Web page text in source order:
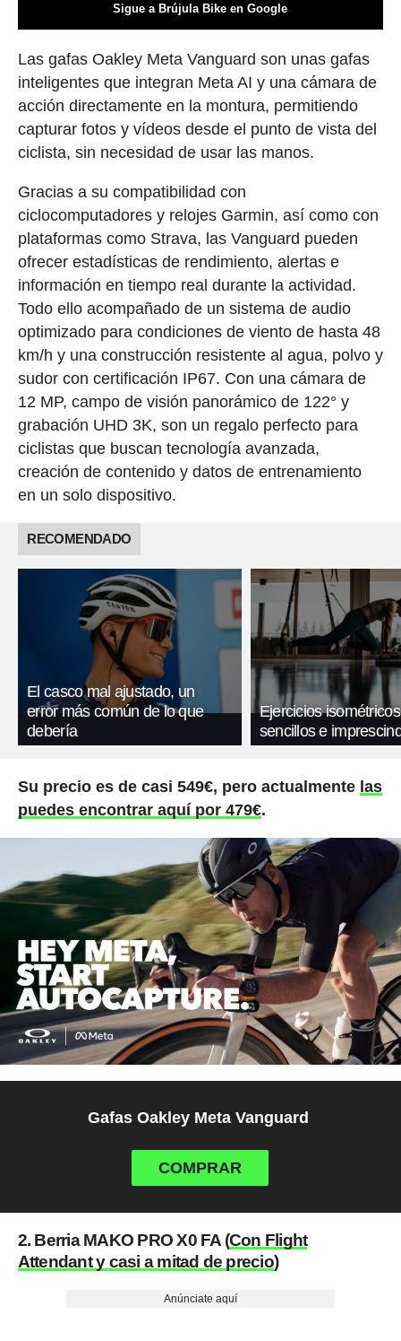
Sigue a Brújula Bike en Google
Las gafas Oakley Meta Vanguard son unas gafas
inteligentes que integran Meta AI y una cámara de
acción directamente en la montura, permitiendo
capturar fotos y vídeos desde el punto de vista del
ciclista, sin necesidad de usar las manos.
Gracias a su compatibilidad con
ciclocomputadores y relojes Garmin, así como con
plataformas como Strava, las Vanguard pueden
ofrecer estadísticas de rendimiento, alertas e
información en tiempo real durante la actividad.
Todo ello acompañado de un sistema de audio
optimizado para condiciones de viento de hasta 48
km/h y una construcción resistente al agua, polvo y
sudor con certificación IP67. Con una cámara de
12 MP, campo de visión panorámico de 122° y
grabación UHD 3K, son un regalo perfecto para
ciclistas que buscan tecnología avanzada,
creación de contenido y datos de entrenamiento
en un solo dispositivo.
RECOMENDADO
El casco mal ajustado, un
error más común de lo que
debería
Ejercicios
sencillos e
Su precio es de casi 549€, pero actualmente las
puedes encontrar aquí por 479€.
Gafas Oakley Meta Vanguard
COMPRAR
2. Berria MAKO PRO X0 FA (Con Flight
Attendant y casi a mitad de precio)
Anúnciate aquí